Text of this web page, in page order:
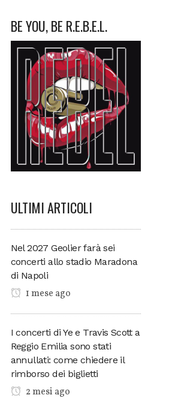
BE YOU, BE R.E.B.E.L.
ULTIMI ARTICOLI
Nel 2027 Geolier farà sei
concerti allo stadio Maradona
di Napoli
1 mese ago
I concerti di Ye e Travis Scott a
Reggio Emilia sono stati
annullati: come chiedere il
rimborso dei biglietti
2 mesi ago